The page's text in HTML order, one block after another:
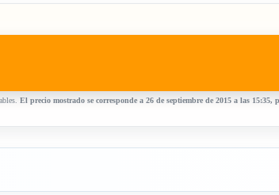
El precio mostrado se corresponde a 26 de septiembre de 2015 a las